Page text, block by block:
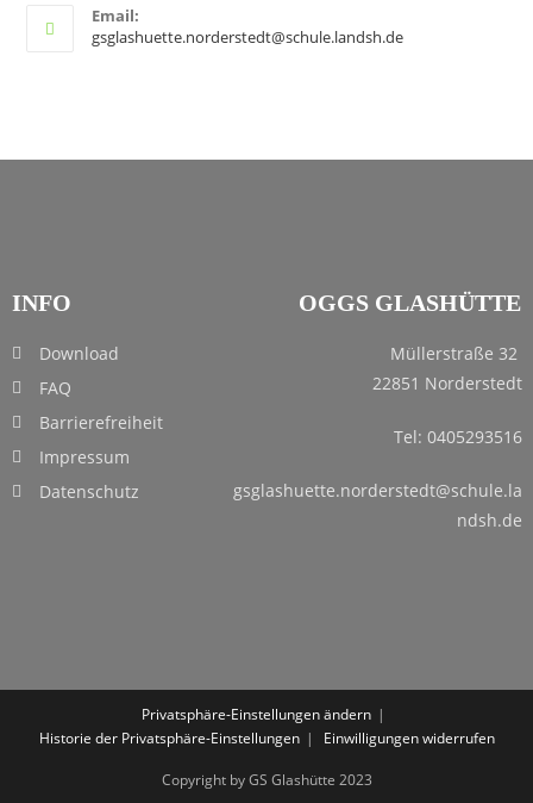
Email:
gsglashuette.norderstedt@schule.landsh.de
INFO
Download
FAQ
Barrierefreiheit
Impressum
Datenschutz
OGGS GLASHÜTTE
Müllerstraße 32
22851 Norderstedt
Tel: 0405293516
gsglashuette.norderstedt@schule.la
ndsh.de
Privatsphäre-Einstellungen ändern
Historie der Privatsphäre-Einstellungen
Einwilligungen widerrufen
Copyright by GS Glashütte 2023